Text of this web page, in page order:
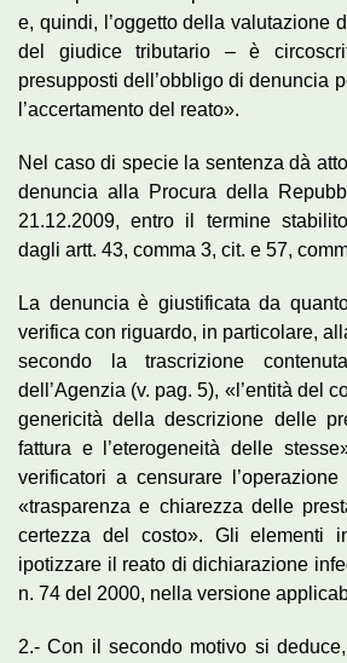
e, quindi, l’oggetto della valutazione
del giudice tributario – è
presupposti dell’obbligo di denuncia
l’accertamento del reato».
Nel caso di specie la sentenza dà
denuncia alla Procura della
21.12.2009, entro il termine
dagli artt. 43, comma 3, cit. e 57,
La denuncia è giustificata da
verifica con riguardo, in particolare,
secondo la trascrizione
dell’Agenzia (v. pag. 5), «l’entità del
genericità della descrizione delle
fattura e l’eterogeneità delle
verificatori a censurare
«trasparenza e chiarezza delle
certezza del costo». Gli elementi
ipotizzare il reato di dichiarazione
n. 74 del 2000, nella versione
2.- Con il secondo motivo si